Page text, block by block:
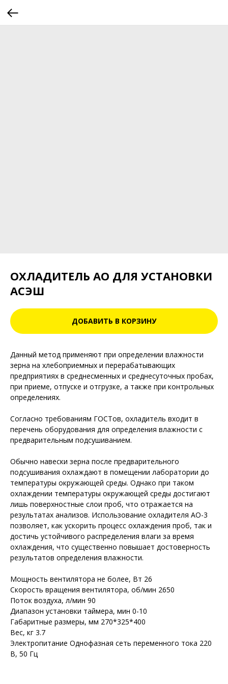
ОХЛАДИТЕЛЬ АО ДЛЯ УСТАНОВКИ
АСЭШ
ДОБАВИТЬ В КОРЗИНУ
Данный метод применяют при определении влажности
зерна на хлебоприемных и перерабатывающих
предприятиях в среднесменных и среднесуточных пробах,
при приеме, отпуске и отгрузке, а также при контрольных
определениях.
Согласно требованиям ГОСТов, охладитель входит в
перечень оборудования для определения влажности с
предварительным подсушиванием.
Обычно навески зерна после предварительного
подсушивания охлаждают в помещении лаборатории до
температуры окружающей среды. Однако при таком
охлаждении температуры окружающей среды достигают
лишь поверхностные слои проб, что отражается на
результатах анализов. Использование охладителя АО-3
позволяет, как ускорить процесс охлаждения проб, так и
достичь устойчивого распределения влаги за время
охлаждения, что существенно повышает достоверность
результатов определения влажности.
Мощность вентилятора не более, Вт 26
Скорость вращения вентилятора, об/мин 2650
Поток воздуха, л/мин 90
Диапазон установки таймера, мин 0-10
Габаритные размеры, мм 270*325*400
Вес, кг 3.7
Электропитание Однофазная сеть переменного тока 220
В, 50 Гц